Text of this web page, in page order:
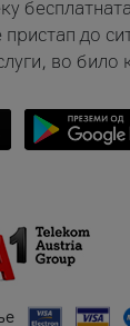
пристап до
во било